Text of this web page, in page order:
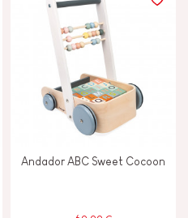
Andador ABC Sweet Cocoon